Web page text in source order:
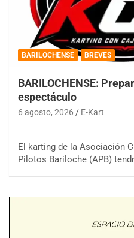
BARILOCHENSE BREVES
BARILOCHENSE:
espectáculo
6 agosto, 2026 E-Kart
El karting de la Asociación
Pilotos Bariloche (APB)